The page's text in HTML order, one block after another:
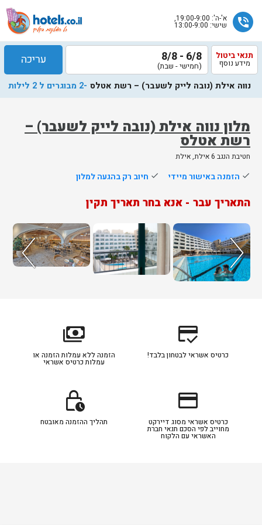
phone_in_talk א'-ה': 19:00-9:00,
שישי: 13:00-9:00
מלון נווה אילת (נובה לייק לשעבר) –
רשת אטלס
חטיבת הנגב 6 אילת, אילת
תנאי ביטול
מידע נוסף 6/8 - 8/8
(חמישי - שבת) עריכה
נווה אילת (נובה לייק לשעבר) – רשת אטלס -2 מבוגרים ל 2 לילות
done הזמנה באישור מיידי done חיוב רק בהגעה למלון
התאריך עבר - אנא בחר תאריך תקין
שלח
נציג
יחזור
אליך
בשעות
credit_score
כרטיס אשראי לבטחון בלבד!
payments
הזמנה ללא עמלות הזמנה או
עמלות כרטיס אשראי
credit_card
כרטיס אשראי מסוג דיירקט
מחוייב לפי הסכם תנאי חברת
האשראי עם הלקוח
lock_clock
תהליך ההזמנה מאובטח